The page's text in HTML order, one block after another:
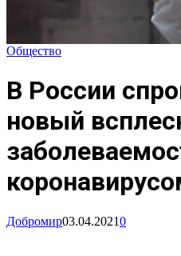
Общество
В России
новый
Добромир03.04.20210